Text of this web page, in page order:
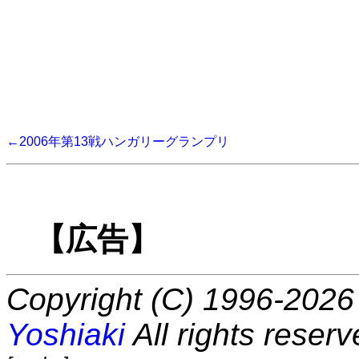
←2006年第13戦ハンガリーグランプリ
【広告】
Copyright (C) 1996-
YoshiakiAll rights